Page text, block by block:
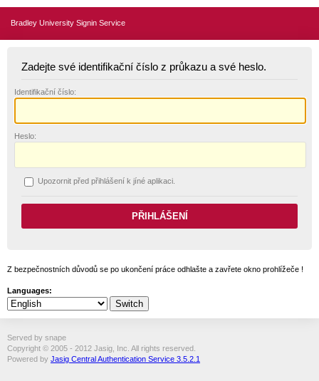
Bradley University Signin Service
Zadejte své identifikační číslo z průkazu a své heslo.
Identifikační číslo:
Heslo:
Upozornit před přihlášení k jíné aplikaci.
Z bezpečnostních důvodů se po ukončení práce odhlašte a zavřete okno prohlížeče !
Languages:
Served by snape
Copyright © 2005 - 2012 Jasig, Inc. All rights reserved.
Powered by Jasig Central Authentication Service 3.5.2.1